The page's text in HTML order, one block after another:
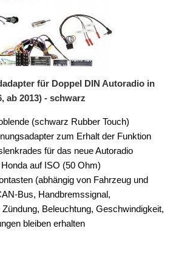
für Doppel DIN Autoradio in
ab 2013) - schwarz
(schwarz Rubber Touch)
zum Erhalt der Funktion
für das neue Autoradio
auf ISO (50 Ohm)
(abhängig von Fahrzeug und
Bus, Handbremssignal,
Beleuchtung, Geschwindigkeit,
bleiben erhalten